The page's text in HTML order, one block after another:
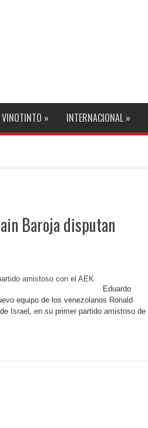
VINOTINTO » INTERNACIONAL »
Baroja disputan
Eduardo
equipo de los venezolanos Ronald
Israel, en su primer partido amistoso de